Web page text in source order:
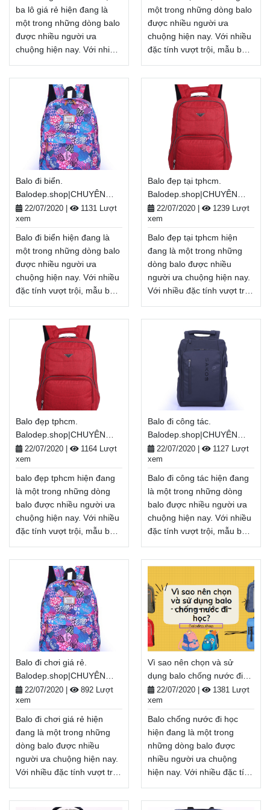
đổi trả hàng, thanh toán
tiền khi nhận hàng.
Xem thêm
phí đổi trả hàng, thanh toán
tiền khi nhận hàng.
Xem thêm
ba lô giá rẻ hiện đang là
một trong những dòng balo
được nhiều người ưa
chuộng hiện nay. Với nhiều
này là sự lựa chọn lý tưởng
để bảo vệ các đồ dùng bên
trong balo luôn an toàn
trong mọi điều kiện. Cửa
hàng Bán lẻ các loại ba lô
giá rẻ là người bạn đồng
hành của bạn trong mỗi
hành trình dù là đi học, đi
làm, đi chơi...
Balodep.shop|Chuyên Cửa
hàng Bán lẻ các loại ba lô
giá rẻ, Balo-Túi xách. Giao
hàng toàn quốc, Miễn phí
đổi trả hàng, thanh toán
tiền khi nhận hàng.
Xem thêm
một trong những dòng balo
được nhiều người ưa
chuộng hiện nay. Với nhiều
đặc tính vượt trội, mẫu balo
để bảo vệ các đồ dùng bên
trong balo luôn an toàn
trong mọi điều kiện. balo đi
du lịch là người bạn đồng
hành của bạn trong mỗi
hành trình dù là đi học, đi
làm, đi chơi...
Balodep.shop|Chuyên balo
đi du lịch, Balo-Túi xách.
Giao hàng toàn quốc, Miễn
phí đổi trả hàng, thanh toán
tiền khi nhận hàng.
Xem thêm
Balo đi biển.
Balodep.shop|CHUYÊN
BALO-TÚI XÁCH–VALI ĐẸP
22/07/2020
1131 Lượt
xem
Balo đi biển hiện đang là
một trong những dòng balo
được nhiều người ưa
chuộng hiện nay. Với nhiều
đặc tính vượt trội, mẫu balo
để bảo vệ các đồ dùng bên
trong balo luôn an toàn
trong mọi điều kiện. Balo đi
biển là người bạn đồng
hành của bạn trong mỗi
hành trình dù là đi học, đi
làm, đi chơi...
Balodep.shop|Chuyên Balo
đi biển, Balo-Túi xách. Giao
hàng toàn quốc, Miễn phí
đổi trả hàng, thanh toán
tiền khi nhận hàng.
Xem thêm
Balo đẹp tại tphcm.
Balodep.shop|CHUYÊN
BALO-TÚI XÁCH–VALI ĐẸP
22/07/2020
1239 Lượt
xem
Balo đẹp tại tphcm hiện
đang là một trong những
dòng balo được nhiều
người ưa chuộng hiện nay.
Với nhiều đặc tính vượt trội,
chọn lý tưởng để bảo vệ
các đồ dùng bên trong balo
luôn an toàn trong mọi điều
kiện. Balo đẹp tại tphcm là
người bạn đồng hành của
bạn trong mỗi hành trình dù
là đi học, đi làm, đi chơi...
Balodep.shop|Chuyên Balo
đẹp tại tphcm, Balo-Túi
xách. Giao hàng toàn quốc,
Miễn phí đổi trả hàng,
thanh toán tiền khi nhận
hàng.Xem thêm
Balo đẹp tphcm.
Balodep.shop|CHUYÊN
BALO-TÚI XÁCH–VALI ĐẸP
22/07/2020
1164 Lượt
xem
balo đẹp tphcm hiện đang
là một trong những dòng
balo được nhiều người ưa
chuộng hiện nay. Với nhiều
đặc tính vượt trội, mẫu balo
này là sự lựa chọn lý tưởng
để bảo vệ các đồ dùng bên
trong balo luôn an toàn
trong mọi điều kiện. balo
đẹp tphcm là người bạn
đồng hành của bạn trong
mỗi hành trình dù là đi học,
đi làm, đi chơi...
Balodep.shop|Chuyên balo
đẹp tphcm, Balo-Túi xách.
Giao hàng toàn quốc, Miễn
phí đổi trả hàng, thanh toán
tiền khi nhận hàng.
Xem thêm
Balo đi công tác.
Balodep.shop|CHUYÊN
BALO-TÚI XÁCH–VALI ĐẸP
22/07/2020
1127 Lượt
xem
Balo đi công tác hiện đang
là một trong những dòng
balo được nhiều người ưa
chuộng hiện nay. Với nhiều
đặc tính vượt trội, mẫu balo
này là sự lựa chọn lý tưởng
để bảo vệ các đồ dùng bên
trong mọi điều kiện. Balo đi
công tác là người bạn đồng
hành của bạn trong mỗi
hành trình dù là đi học, đi
làm, đi chơi...
Balodep.shop|Chuyên Balo
đi công tác, Balo-Túi xách.
Giao hàng toàn quốc, Miễn
phí đổi trả hàng, thanh toán
tiền khi nhận hàng.
Xem thêm
Balo đi chơi giá rẻ.
Balodep.shop|CHUYÊN
BALO-TÚI XÁCH–VALI ĐẸP
22/07/2020
892 Lượt
xem
Balo đi chơi giá rẻ hiện
đang là một trong những
dòng balo được nhiều
người ưa chuộng hiện nay.
Với nhiều đặc tính vượt trội,
chọn lý tưởng để bảo vệ
Vì sao nên chọn và sử
dụng balo chống nước đi
học?22/07/2020
1381 Lượt
xem
Balo chống nước đi học
hiện đang là một trong
những dòng balo được
nhiều người ưa chuộng
hiện nay. Với nhiều đặc tính
sự lựa chọn lý tưởng để